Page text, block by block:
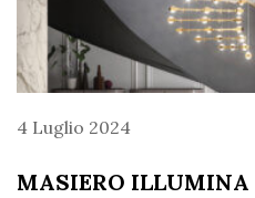
4 Luglio 2024
MASIERO ILLUMINA